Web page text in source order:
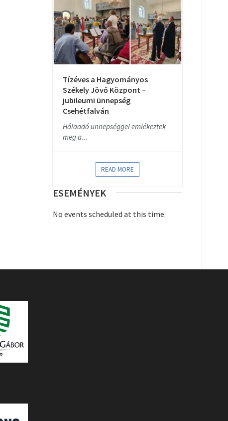
Tízéves a Hagyományos
Székely Jövő Központ –
jubileumi ünnepség
Csehétfalván
Hálaadó ünnepséggel emlékeztek
meg a...
READ MORE
ESEMÉNYEK
No events scheduled at this time.